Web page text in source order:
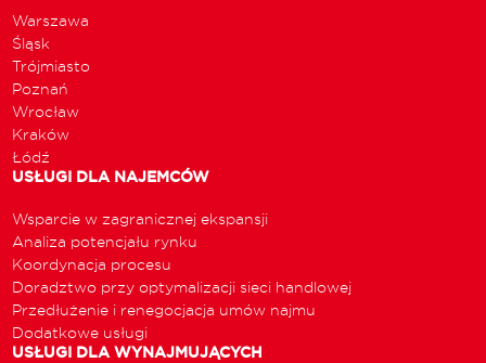
Warszawa
Śląsk
Trójmiasto
Poznań
Wrocław
Kraków
Łódź
USŁUGI DLA NAJEMCÓW
Wsparcie w zagranicznej ekspansji
Analiza potencjału rynku
Koordynacja procesu
Doradztwo przy optymalizacji sieci handlowej
Przedłużenie i renegocjacja umów najmu
Dodatkowe usługi
USŁUGI DLA WYNAJMUJĄCYCH